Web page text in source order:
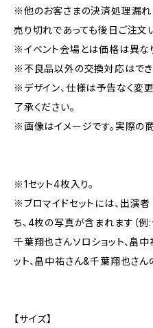
※他のお客さまの決済処理漏れ
売り切れであっても後日ご注文
※イベント会場とは価格は異な
※不良品以外の交換対応はでき
※デザイン、仕様は予告なく変
了承ください。
※画像はイメージです。実際の
※1セット4枚入り。
※ブロマイドセットには、出演者
ち、4枚の写真が含まれます（例:
千葉翔也さんソロショット、畠
ット、畠中祐さん&千葉翔也さん
【サイズ】